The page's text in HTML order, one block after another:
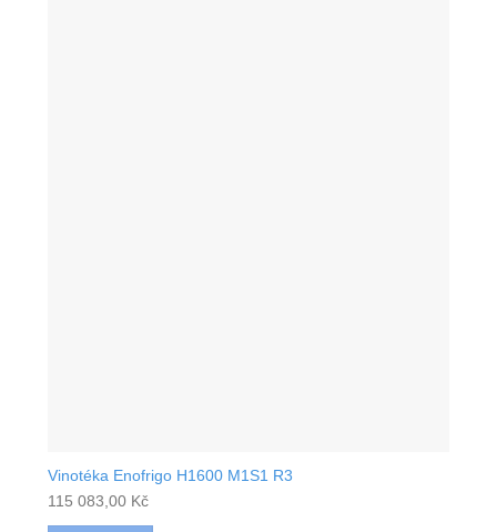
Vinotéka Enofrigo H1600 M1S1 R3
115 083,00 Kč